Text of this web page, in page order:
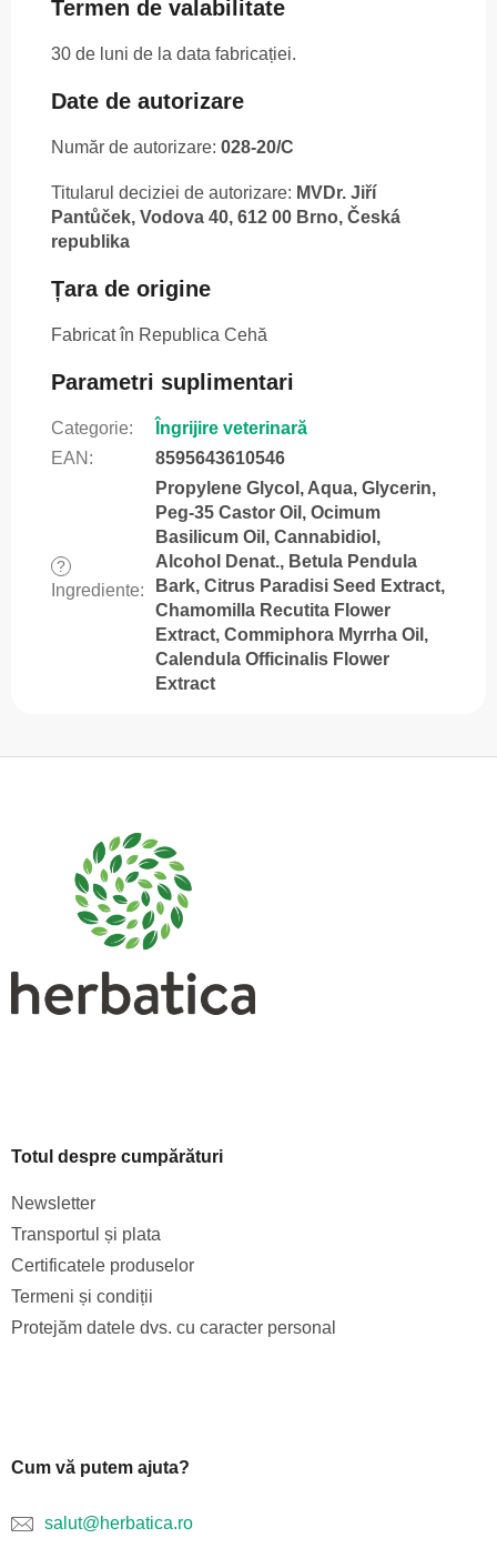
Termen de valabilitate
30 de luni de la data fabricației.
Date de autorizare
Număr de autorizare: 028-20/C
Titularul deciziei de autorizare: MVDr. Jiří
Pantůček, Vodova 40, 612 00 Brno, Česká
republika
Țara de origine
Fabricat în Republica Cehă
Parametri suplimentari
Categorie:
Îngrijire veterinară
EAN : 8595643610546
?
Ingrediente:
Propylene Glycol, Aqua, Glycerin,
Peg-35 Castor Oil, Ocimum
Basilicum Oil, Cannabidiol,
Alcohol Denat., Betula Pendula
Bark, Citrus Paradisi Seed Extract,
Chamomilla Recutita Flower
Extract, Commiphora Myrrha Oil,
Calendula Officinalis Flower
Extract
Totul despre cumpărături
Newsletter
Transportul și plata
Certificatele produselor
Termeni și condiții
Protejăm datele dvs. cu caracter personal
Cum vă putem ajuta?
salut@herbatica.ro